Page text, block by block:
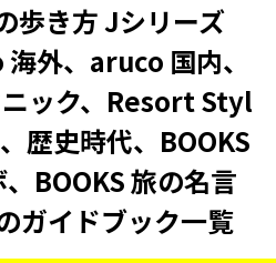
歩き方 Jシリーズ
外、aruco 国内、
ック、Resort Styl
歴史時代、BOOKS
BOOKS 旅の名言
ガイドブック一覧